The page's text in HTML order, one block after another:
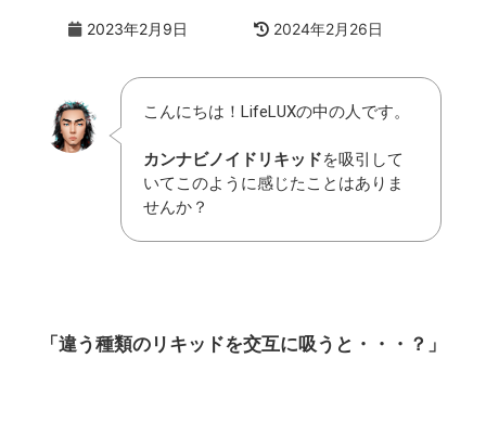
2023年2月9日 2024年2月26日
こんにちは！LifeLUXの中の人です。
カンナビノイドリキッドを吸引して
いてこのように感じたことはありま
せんか？
「違う種類のリキッドを交互に吸うと・・・？」